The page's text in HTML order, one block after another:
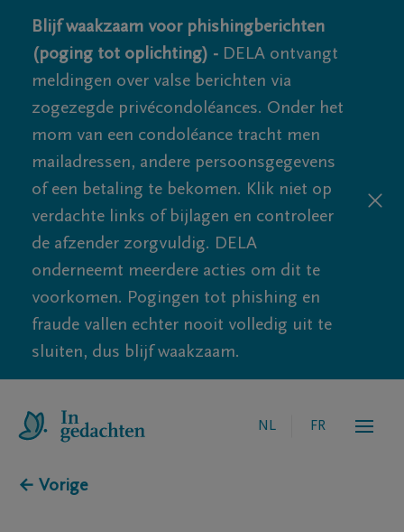
Blijf waakzaam voor phishingberichten
(poging tot oplichting) - DELA ontvangt
meldingen over valse berichten via
zogezegde privécondoléances. Onder het
mom van een condoléance tracht men
mailadressen, andere persoonsgegevens
of een betaling te bekomen. Klik niet op
verdachte links of bijlagen en controleer
de afzender zorgvuldig. DELA
onderneemt meerdere acties om dit te
voorkomen. Pogingen tot phishing en
fraude vallen echter nooit volledig uit te
sluiten, dus blijf waakzaam.
NL FR
← Vorige